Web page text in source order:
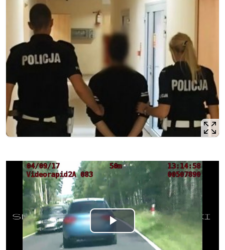
Opis filmu: Skuteczny pościg drogówki za kradzionym audi
Odtwórz